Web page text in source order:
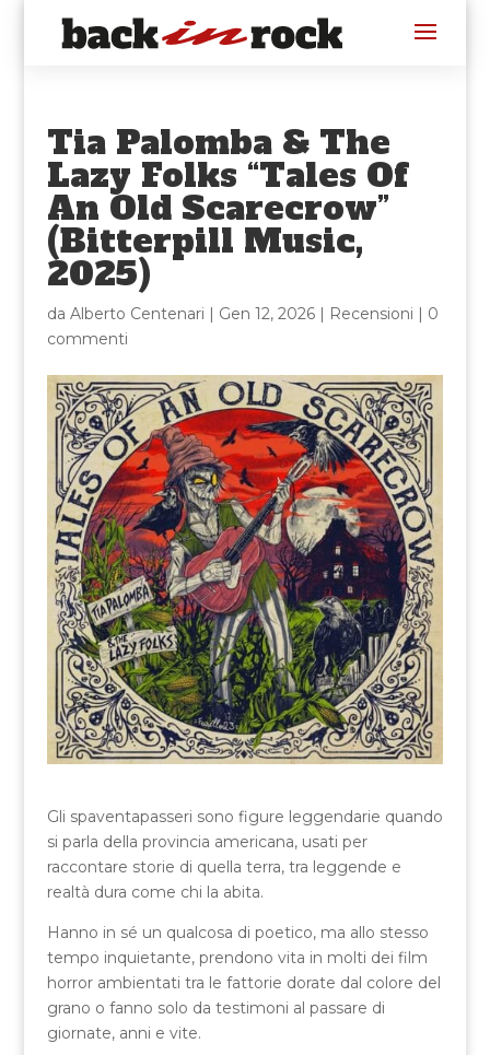
Tia Palomba & The
Lazy Folks “Tales Of
An Old Scarecrow”
(Bitterpill Music,
2025)
da Alberto Centenari | Gen 12, 2026| Recensioni | 0
commenti
Gli spaventapasseri sono figure leggendarie quando
si parla della provincia americana, usati per
raccontare storie di quella terra, tra leggende e
realtà dura come chi la abita.
Hanno in sé un qualcosa di poetico, ma allo stesso
tempo inquietante, prendono vita in molti dei film
horror ambientati tra le fattorie dorate dal colore del
grano o fanno solo da testimoni al passare di
giornate, anni e vite.